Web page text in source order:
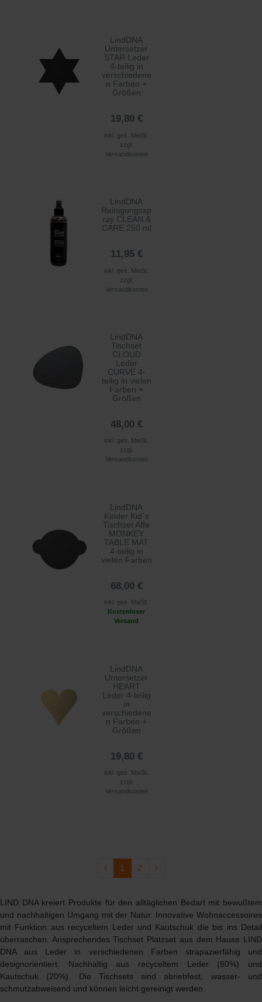
LindDNA
Untersetzer
STAR Leder
4-teilig in
verschiedene
n Farben +
Größen
19,80 €
inkl. ges. MwSt.
zzgl.
Versandkosten
LindDNA
Reinigungssp
ray CLEAN &
CARE 250 ml
11,95 €
inkl. ges. MwSt.
zzgl.
Versandkosten
LindDNA
Tischset
CLOUD
Leder
CURVE 4-
teilig in vielen
Farben +
Größen
48,00 €
inkl. ges. MwSt.
zzgl.
Versandkosten
LindDNA
Kinder Kid´s
Tischset Affe
MONKEY
TABLE MAT
4-teilig in
vielen Farben
68,00 €
inkl. ges. MwSt.
Kostenloser
Versand
LindDNA
Untersetzer
HEART
Leder 4-teilig
in
verschiedene
n Farben +
Größen
19,80 €
inkl. ges. MwSt.
zzgl.
Versandkosten
1 2
LIND DNA kreiert Produkte für den alltäglichen Bedarf mit bewußtem
und nachhaltigen Umgang mit der Natur. Innovative Wohnaccessoires
mit Funktion aus recyceltem Leder und Kautschuk die bis ins Detail
überraschen. Ansprechendes Tischset Platzset aus dem Hause LIND
DNA aus Leder in verschiedenen Farben strapazierfähig und
designorientiert. Nachhaltig aus recyceltem Leder (80%) und
Kautschuk (20%). Die Tischsets sind abriebfest, wasser- und
schmutzabweisend und können leicht gereinigt werden.